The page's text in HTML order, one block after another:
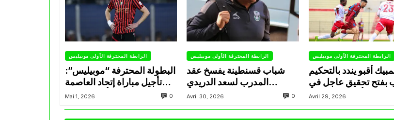
الرابطة المحترفة الأولى موبيليس
البطولة المحترفة “موبيليس”:
تأجيل مباراة إتحاد العاصمة
وأتلتيك بارادو
Mai 1, 2026 0
الرابطة المحترفة الأولى موبيليس
شباب قسنطينة يفسخ عقد
المدرب لسعد الدريدي
بالتراضي
Avril 30, 2026 0
الرابطة المحترفة الأولى موبيليس
أقبو يندد بالتحكيم
بفتح تحقيق عاجل في
تجاوزات أثّرت على نتائج
الفريق
Avril 29, 2026